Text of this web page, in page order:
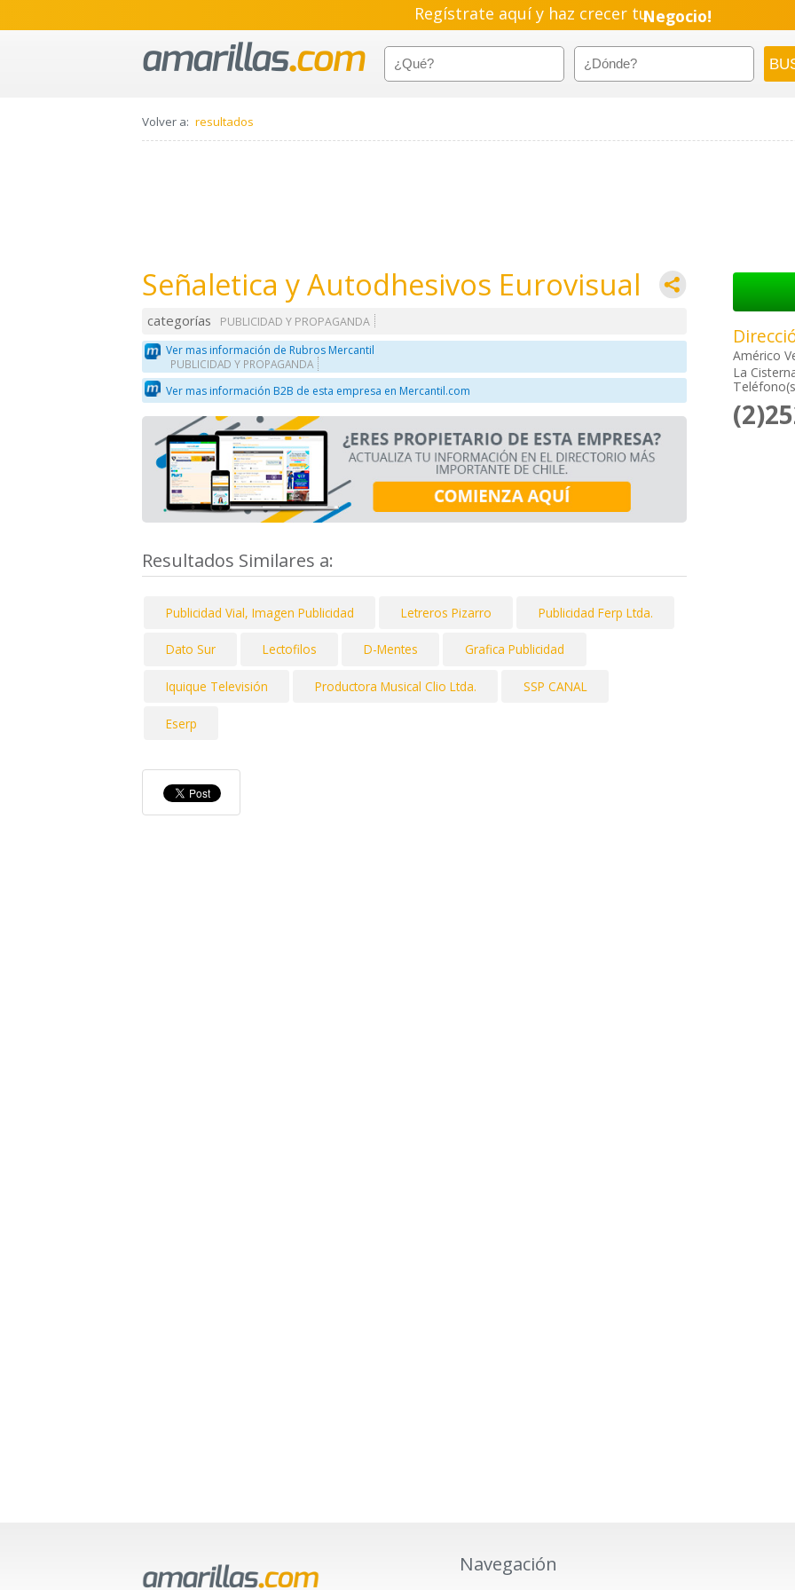
Regístrate aquí y haz crecer tuNegocio!
Pyme!
Emprendimiento!
Volver a: resultados
Señaletica y Autodhesivos Eurovisual
categorías
PUBLICIDAD Y PROPAGANDA
Ver mas información de Rubros Mercantil
PUBLICIDAD Y PROPAGANDA
Ver mas información B2B de esta empresa en Mercantil.com
Resultados Similares a:
Publicidad Vial, Imagen Publicidad Letreros Pizarro Publicidad Ferp Ltda.
Dato Sur Lectofilos D-Mentes Grafica Publicidad
Iquique Televisión Productora Musical Clio Ltda. SSP CANAL
Eserp
Américo
La
Navegación